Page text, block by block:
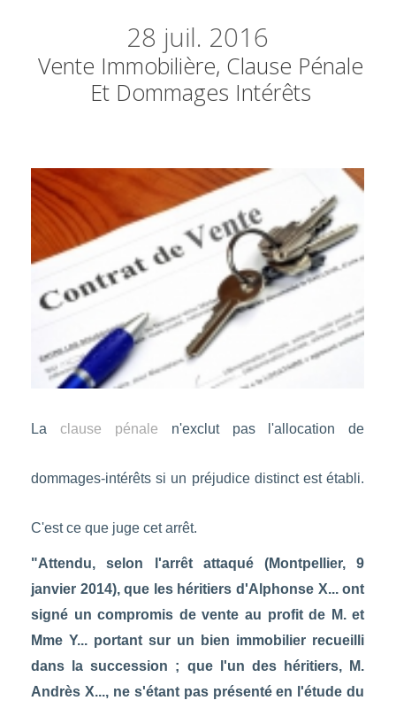
28 juil. 2016
Vente Immobilière, Clause Pénale
Et Dommages Intérêts
La clause pénale n'exclut pas l'allocation de
dommages-intérêts si un préjudice distinct est établi.
C'est ce que juge cet arrêt.
"Attendu, selon l'arrêt attaqué (Montpellier, 9
janvier 2014), que les héritiers d'Alphonse X... ont
signé un compromis de vente au profit de M. et
Mme Y... portant sur un bien immobilier recueilli
dans la succession ; que l'un des héritiers, M.
Andrès X..., ne s'étant pas présenté en l'étude du